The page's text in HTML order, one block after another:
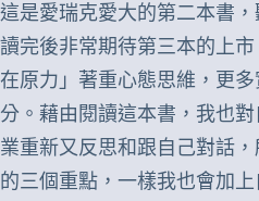
這是愛瑞克愛大的第二本書
讀完後非常期待第三本的上
在原力」著重心態思維，更
分。藉由閱讀這本書，我也
業重新又反思和跟自己對話
的三個重點，一樣我也會加